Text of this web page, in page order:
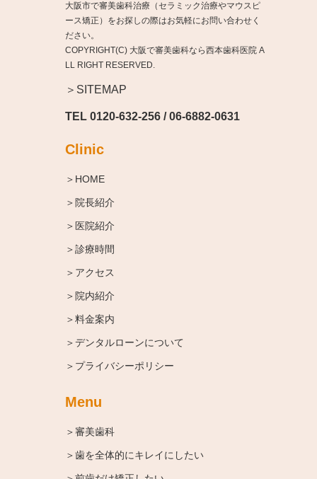
大阪市で審美歯科治療（セラミック治療やマウスピ
ース矯正）をお探しの際はお気軽にお問い合わせく
ださい。
COPYRIGHT(C) 大阪で審美歯科なら西本歯科医院 A
LL RIGHT RESERVED.
＞SITEMAP
TEL 0120-632-256 /06-6882-0631
Clinic
＞HOME
＞院長紹介
＞医院紹介
＞診療時間
＞アクセス
＞院内紹介
＞料金案内
＞デンタルローンについて
＞プライバシーポリシー
Menu
＞審美歯科
＞歯を全体的にキレイにしたい